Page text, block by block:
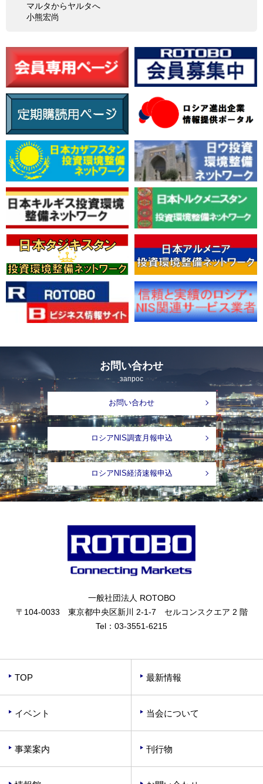
マルタからヤルタへ
小熊宏尚
お問い合わせ
запрос
お問い合わせ
ロシアNIS調査月報申込
ロシアNIS経済速報申込
一般社団法人 ROTOBO
〒104-0033 東京都中央区新川 2-1-7 セルコンスクエア 2 階
Tel： 03-3551-6215
TOP 最新情報
イベント 当会について
事業案内 刊行物